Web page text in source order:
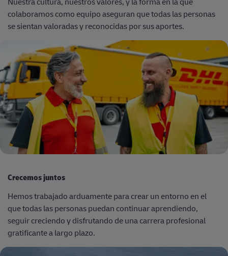
colaboramos como equipo aseguran que todas las personas
se sientan valoradas y reconocidas por sus aportes.
Crecemos juntos
Hemos trabajado arduamente para crear un entorno en el
que todas las personas puedan continuar aprendiendo,
seguir creciendo y disfrutando de una carrera profesional
gratificante a largo plazo.